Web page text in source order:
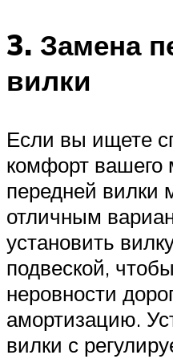
3. Замена
вилки
Если вы ищете
комфорт вашего
передней вилки
отличным
установить
подвеской,
неровности
амортизацию.
вилки с